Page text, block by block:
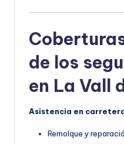
de los
en La Vall
Asistencia en
Remolque y